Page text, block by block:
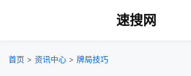
速搜网
首页 > 资讯中心 > 牌局技巧